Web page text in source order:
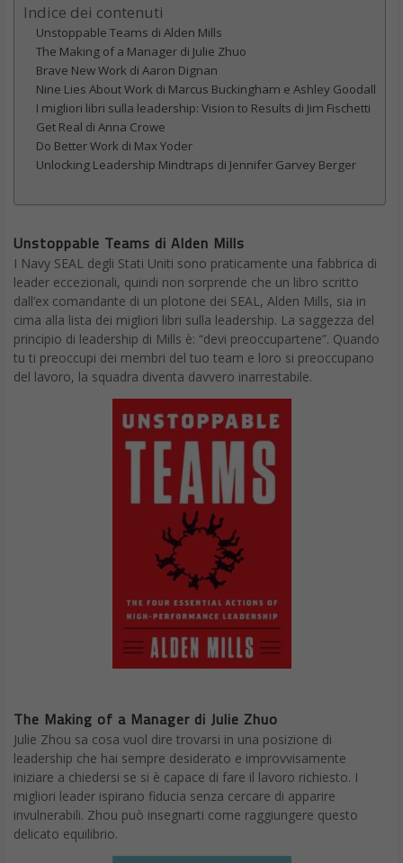
Indice dei contenuti
Unstoppable Teams di Alden Mills
The Making of a Manager di Julie Zhuo
Brave New Work di Aaron Dignan
Nine Lies About Work di Marcus Buckingham e Ashley Goodall
I migliori libri sulla leadership: Vision to Results di Jim Fischetti
Get Real di Anna Crowe
Do Better Work di Max Yoder
Unlocking Leadership Mindtraps di Jennifer Garvey Berger
Unstoppable Teams di Alden Mills
I Navy SEAL degli Stati Uniti sono praticamente una fabbrica di
leader eccezionali, quindi non sorprende che un libro scritto
dall’ex comandante di un plotone dei SEAL, Alden Mills, sia in
cima alla lista dei migliori libri sulla leadership. La saggezza del
principio di leadership di Mills è: “devi preoccupartene”. Quando
tu ti preoccupi dei membri del tuo team e loro si preoccupano
del lavoro, la squadra diventa davvero inarrestabile.
The Making of a Manager di Julie Zhuo
Julie Zhou sa cosa vuol dire trovarsi in una posizione di
leadership che hai sempre desiderato e improvvisamente
iniziare a chiedersi se si è capace di fare il lavoro richiesto. I
migliori leader ispirano fiducia senza cercare di apparire
invulnerabili. Zhou può insegnarti come raggiungere questo
delicato equilibrio.